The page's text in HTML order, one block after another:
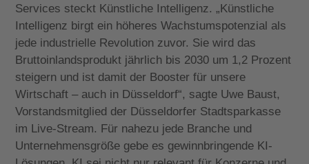
Services steckt Künstliche Intelligenz. „Künstliche
Intelligenz birgt ein höheres Wachstumspotenzial als
jede industrielle Revolution zuvor. Sie wird das
Bruttoinlandsprodukt jährlich bis 2030 um 1,2 Prozent
steigern und ist damit der Booster für unsere
Wirtschaft – auch in Düsseldorf“, sagte Uwe Baust,
Vorstandsmitglied der Düsseldorfer Stadtsparkasse
im Live-Stream. Für nahezu jede Branche und
Unternehmensgröße gebe es gewinnbringende KI-